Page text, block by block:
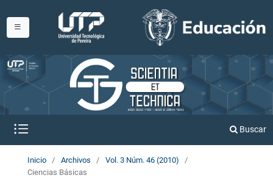
Buscar
Inicio / Archivos / Vol. 3 Núm. 46 (2010)
/
Ciencias Básicas